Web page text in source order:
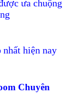
ưa chuộng
nhất hiện nay
Chuyên